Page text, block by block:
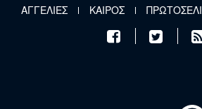
Παράκαμψη προς το κυρίως
ΑΓΓΕΛΙΕΣ ΚΑΙΡΟΣ